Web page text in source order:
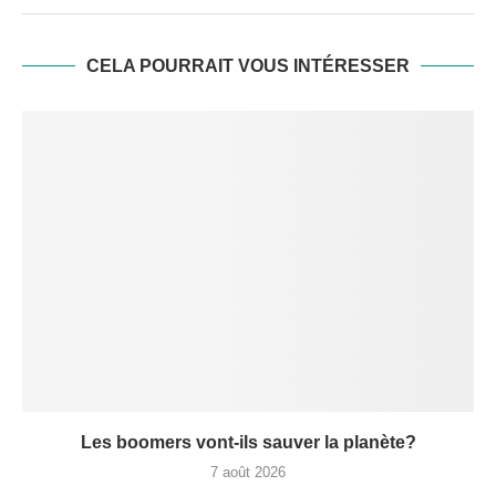
CELA POURRAIT VOUS INTÉRESSER
Les boomers vont-ils sauver la planète?
7 août 2026